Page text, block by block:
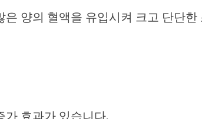
양의 혈액을 유입시켜 크고 단단한
가 효과가 있습니다.